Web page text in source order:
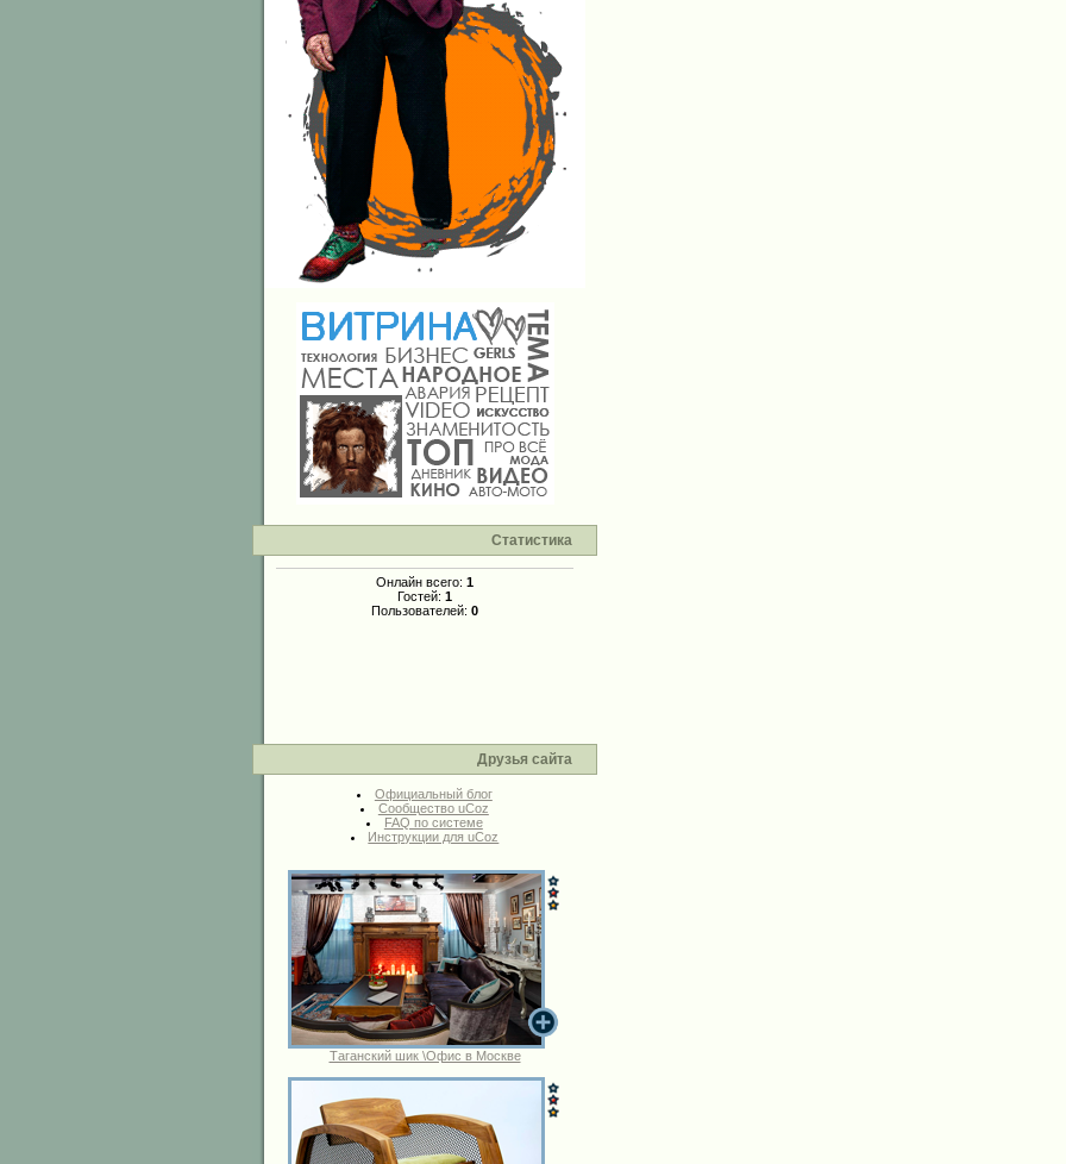
Статистика
Онлайн всего: 1
Гостей: 1
Пользователей: 0
Друзья сайта
Официальный блог
Сообщество uCoz
FAQ по системе
Инструкции для uCoz
Таганский шик \Офис в Москве